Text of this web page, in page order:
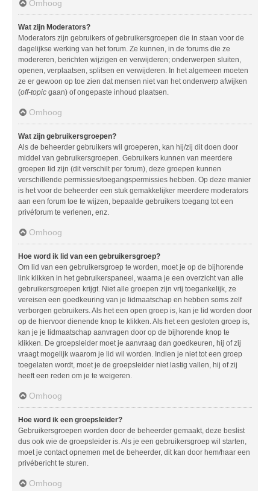
Omhoog
Wat zijn Moderators?
Moderators zijn gebruikers of gebruikersgroepen die in staan voor de
dagelijkse werking van het forum. Ze kunnen, in de forums die ze
modereren, berichten wijzigen en verwijderen; onderwerpen sluiten,
openen, verplaatsen, splitsen en verwijderen. In het algemeen moeten
ze er gewoon op toe zien dat mensen niet van het onderwerp afwijken
(off-topic gaan) of ongepaste inhoud plaatsen.
Omhoog
Wat zijn gebruikersgroepen?
Als de beheerder gebruikers wil groeperen, kan hij/zij dit doen door
middel van gebruikersgroepen. Gebruikers kunnen van meerdere
groepen lid zijn (dit verschilt per forum), deze groepen kunnen
verschillende permissies/toegangspermissies hebben. Op deze manier
is het voor de beheerder een stuk gemakkelijker meerdere moderators
aan een forum toe te wijzen, bepaalde gebruikers toegang tot een
privéforum te verlenen, enz.
Omhoog
Hoe word ik lid van een gebruikersgroep?
Om lid van een gebruikersgroep te worden, moet je op de bijhorende
link klikken in het gebruikerspaneel, waarna je een overzicht van alle
gebruikersgroepen krijgt. Niet alle groepen zijn vrij toegankelijk, ze
vereisen een goedkeuring van je lidmaatschap en hebben soms zelf
verborgen gebruikers. Als het een open groep is, kan je lid worden door
op de hiervoor dienende knop te klikken. Als het een gesloten groep is,
kan je je lidmaatschap aanvragen door op de bijhorende knop te
klikken. De groepsleider moet je aanvraag dan goedkeuren, hij of zij
vraagt mogelijk waarom je lid wil worden. Indien je niet tot een groep
toegelaten wordt, moet je de groepsleider niet lastig vallen, hij of zij
heeft een reden om je te weigeren.
Omhoog
Hoe word ik een groepsleider?
Gebruikersgroepen worden door de beheerder gemaakt, deze beslist
dus ook wie de groepsleider is. Als je een gebruikersgroep wil starten,
moet je contact opnemen met de beheerder, dit kan door hem/haar een
privébericht te sturen.
Omhoog